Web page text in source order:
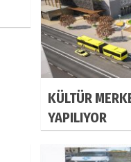
KÜLTÜR
YAPILIYOR